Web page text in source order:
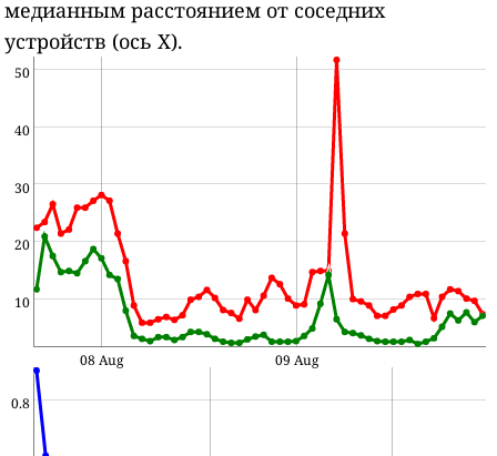
медианным расстоянием от соседних
устройств (ось X).
10
20
30
40
50
08 Aug 09 Aug
0.8